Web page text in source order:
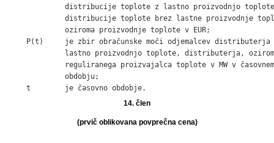
distribucije toplote z lastno proizvodnjo
distribucije toplote brez lastne proizvodnje
             oziroma proizvodnje toplote v EUR;
P(t)     je zbir obračunske moči odjemalcev distributerja
lastno proizvodnjo toplote, distributerja,
             reguliranega proizvajalca toplote v MW v časovnem
             obdobju;
    t        je časovno obdobje.
14. člen
(prvič oblikovana povprečna cena)